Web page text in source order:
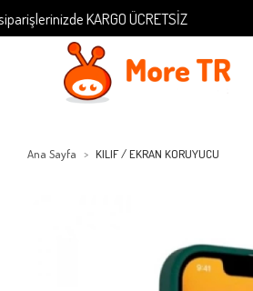
KARGO ÜCRETSİZ
Ana Sayfa KILIF / EKRAN KORUYUCU